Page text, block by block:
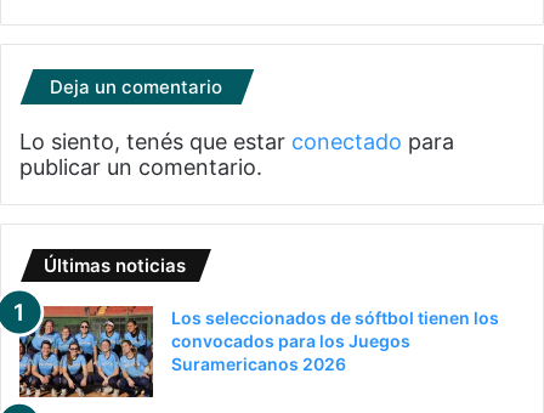
Deja un comentario
Lo siento, tenés que estar conectado para
publicar un comentario.
Últimas noticias
Los seleccionados de sóftbol tienen los
convocados para los Juegos
Suramericanos 2026